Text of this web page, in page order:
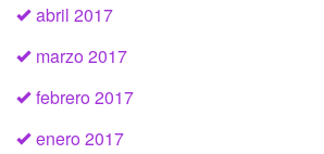
abril 2017
marzo 2017
febrero 2017
enero 2017